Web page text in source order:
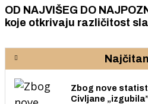
OD NAJVIŠEG DO
koje otkrivaju različitost
Zbog nove
Civljane